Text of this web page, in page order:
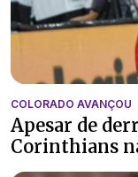
COLORADO AVANÇOU
Apesar de
Corinthians